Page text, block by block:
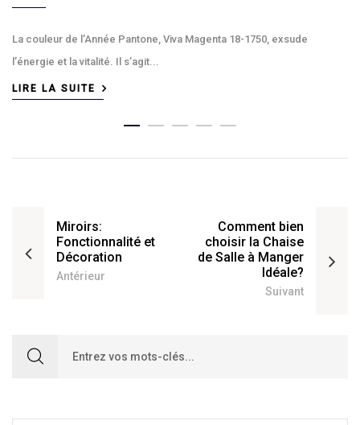
La couleur de l’Année Pantone, Viva Magenta 18-1750, exsude
l’énergie et la vitalité. Il s’agit...
LIRE LA SUITE
Miroirs:
Fonctionnalité et
Décoration
Antérieur
Comment bien
choisir la Chaise
de Salle à Manger
Idéale?
Suivant
Search for: